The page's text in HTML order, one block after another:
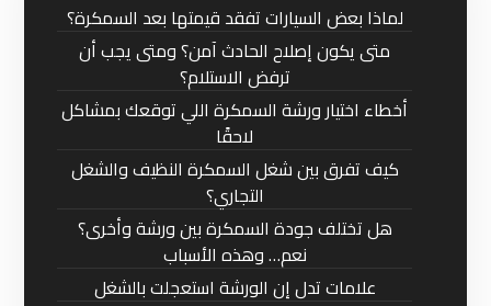
لماذا بعض السيارات تفقد قيمتها بعد السمكرة؟
متى يكون إصلاح الحادث آمن؟ ومتى يجب أن
ترفض الاستلام؟
أخطاء اختيار ورشة السمكرة اللي توقعك بمشاكل
لاحقًا
كيف تفرق بين شغل السمكرة النظيف والشغل
التجاري؟
هل تختلف جودة السمكرة بين ورشة وأخرى؟
نعم… وهذه الأسباب
علامات تدل إن الورشة استعجلت بالشغل